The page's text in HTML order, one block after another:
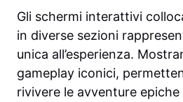
Gli schermi interattivi
in diverse sezioni
unica all’esperienza.
gameplay iconici,
rivivere le avventure